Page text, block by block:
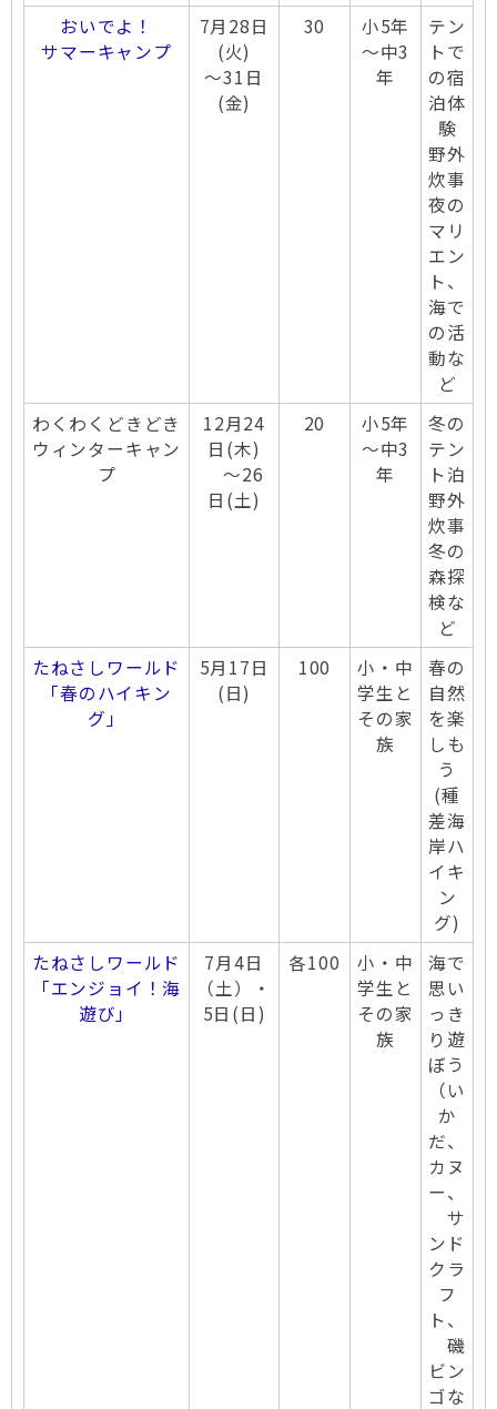
おいでよ！
サマーキャンプ
7月28日
(火)
～31日
(金)
30
小5年
～中3
年
テン
トで
の宿
泊体
験
野外
炊事
夜の
マリ
エン
ト、
海で
の活
動な
ど
わくわくどきどき
ウィンターキャン
プ
12月24
日(木)
～26
日(土)
20
小5年
～中3
年
冬の
テン
ト泊
野外
炊事
冬の
森探
検な
ど
たねさしワールド
「春のハイキン
グ」
5月17日
(日)
100
小・中
学生と
その家
族
春の
自然
を楽
しも
う
(種
差海
岸ハ
イキ
ン
グ)
たねさしワールド
「エンジョイ！海
遊び」
7月4日
（土）・
5日(日)
各100
小・中
学生と
その家
族
海で
思い
っき
り遊
ぼう
（い
か
だ、
カヌ
ー、
サ
ンド
クラ
フ
ト、
磯
ビン
ゴな